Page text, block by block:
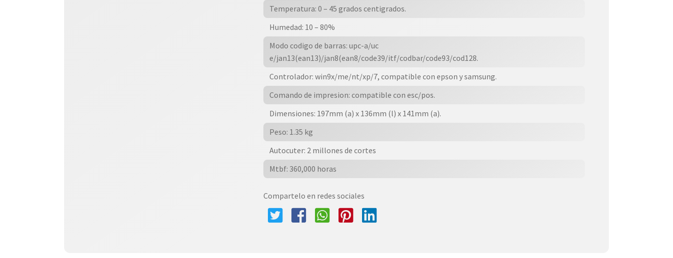
Temperatura: 0 – 45 grados centigrados.
Humedad: 10 – 80%
Modo codigo de barras: upc-a/uc
e/jan13(ean13)/jan8(ean8/code39/itf/codbar/code93/cod128.
Controlador: win9x/me/nt/xp/7, compatible con epson y samsung.
Comando de impresion: compatible con esc/pos.
Dimensiones: 197mm (a) x 136mm (l) x 141mm (a).
Peso: 1.35 kg
Autocuter: 2 millones de cortes
Mtbf: 360,000 horas
Compartelo en redes sociales